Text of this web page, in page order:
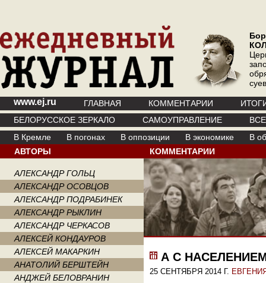
www.ej.ru ГЛАВНАЯ КОММЕНТАРИИ
БЕЛОРУССКОЕ ЗЕРКАЛО
САМОУПРАВЛЕНИЕ
В Кремле
В погонах В оппозиции В экономике
В
АВТОРЫ
АЛЕКСАНДР ГОЛЬЦ
АЛЕКСАНДР ОСОВЦОВ
АЛЕКСАНДР ПОДРАБИНЕК
АЛЕКСАНДР РЫКЛИН
АЛЕКСАНДР ЧЕРКАСОВ
АЛЕКСЕЙ КОНДАУРОВ
АЛЕКСЕЙ МАКАРКИН
АНАТОЛИЙ БЕРШТЕЙН
АНДЖЕЙ БЕЛОВРАНИН
КОММЕНТАРИИ
А С
25 СЕНТЯБРЯ 2014 Г.